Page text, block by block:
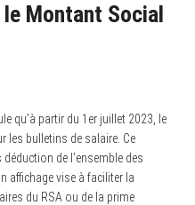
Montant Social
qu’à partir du 1er juillet 2023, le
les bulletins de salaire. Ce
de l’ensemble des
affichage vise à faciliter la
du RSA ou de la prime